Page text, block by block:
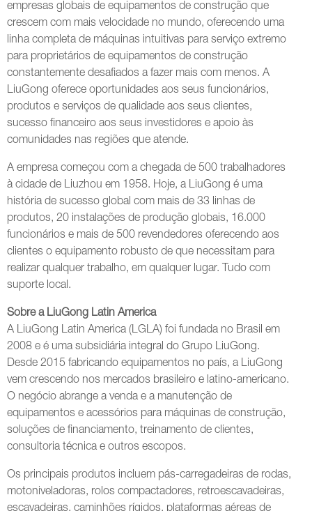
empresas globais de equipamentos de construção que
crescem com mais velocidade no mundo, oferecendo uma
linha completa de máquinas intuitivas para serviço extremo
para proprietários de equipamentos de construção
constantemente desafiados a fazer mais com menos. A
LiuGong oferece oportunidades aos seus funcionários,
produtos e serviços de qualidade aos seus clientes,
sucesso financeiro aos seus investidores e apoio às
comunidades nas regiões que atende.
A empresa começou com a chegada de 500 trabalhadores
à cidade de Liuzhou em 1958. Hoje, a LiuGong é uma
história de sucesso global com mais de 33 linhas de
produtos, 20 instalações de produção globais, 16.000
funcionários e mais de 500 revendedores oferecendo aos
clientes o equipamento robusto de que necessitam para
realizar qualquer trabalho, em qualquer lugar. Tudo com
suporte local.
Sobre a LiuGong Latin America
A LiuGong Latin America (LGLA) foi fundada no Brasil em
2008 e é uma subsidiária integral do Grupo LiuGong.
Desde 2015 fabricando equipamentos no país, a LiuGong
vem crescendo nos mercados brasileiro e latino-americano.
O negócio abrange a venda e a manutenção de
equipamentos e acessórios para máquinas de construção,
soluções de financiamento, treinamento de clientes,
consultoria técnica e outros escopos.
Os principais produtos incluem pás-carregadeiras de rodas,
motoniveladoras, rolos compactadores, retroescavadeiras,